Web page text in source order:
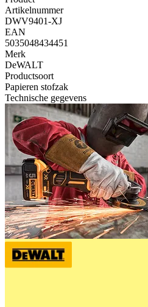
Artikelnummer
DWV9401-XJ
EAN
5035048434451
Merk
DeWALT
Productsoort
Papieren stofzak
Technische gegevens